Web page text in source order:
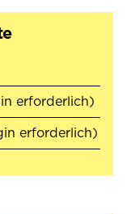
erforderlich)
erforderlich)